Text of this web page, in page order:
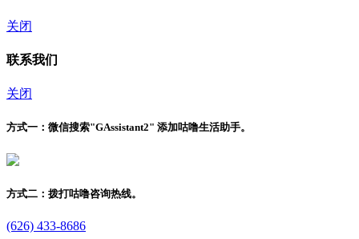
关闭
联系我们
关闭
方式一： 微信搜索"GAssistant2" 添加咕噜生活助手。
方式二： 拨打咕噜咨询热线。
(626) 433-8686